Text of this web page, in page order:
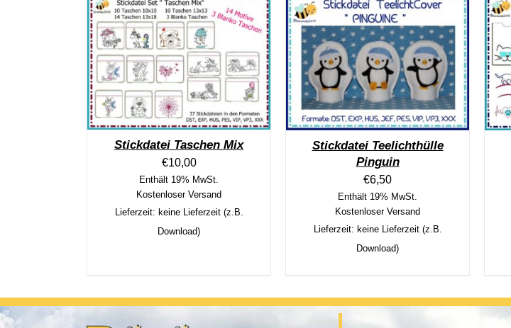
Stickdatei Taschen Mix
€10,00
Enthält 19% MwSt.
Kostenloser Versand
Lieferzeit: keine Lieferzeit (z.B.
Download)
Stickdatei Teelichthülle
Pinguin
€6,50
Enthält 19% MwSt.
Kostenloser Versand
Lieferzeit: keine Lieferzeit (z.B.
Download)